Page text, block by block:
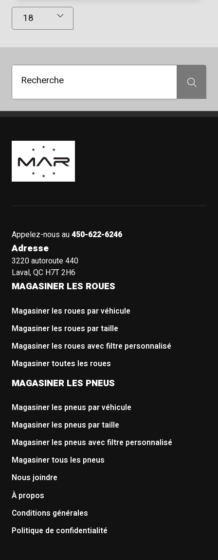
Résultats affichés
Recherche Recherche
Boutique Mags à Rabais
Appelez-nous au450-622-6246
Adresse
3220 autoroute 440
Laval, QC H7T 2H6
MAGASINER LES ROUES
Magasiner les roues par véhicule
Magasiner les roues par taille
Magasiner les roues avec filtre personnalisé
Magasiner toutes les roues
MAGASINER LES PNEUS
Magasiner les pneus par véhicule
Magasiner les pneus par taille
Magasiner les pneus avec filtre personnalisé
Magasiner tous les pneus
Nous joindre
À propos
Conditions générales
Politique de confidentialité